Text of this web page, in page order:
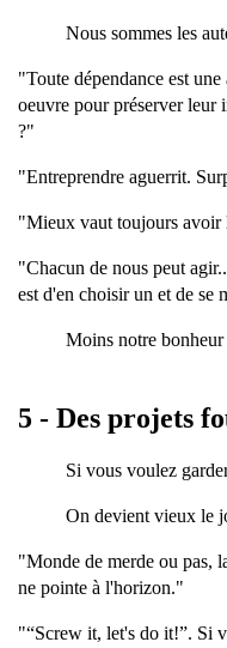
Nous sommes les
"Toute dépendance est
oeuvre pour préserver leur
?"
"Entreprendre aguerrit.
"Mieux vaut toujours avoir
"Chacun de nous peut
est d'en choisir un et de se
Moins notre bonheur
5 - Des projets
Si vous voulez
On devient vieux le
"Monde de merde ou pas,
ne pointe à l'horizon."
"“Screw it, let's do it!”. Si